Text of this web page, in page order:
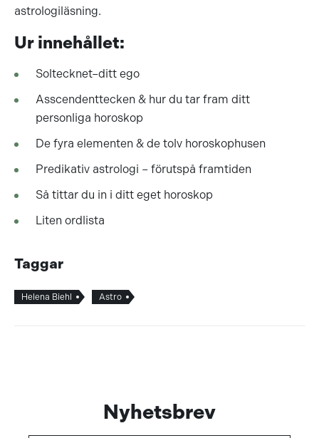
astrologiläsning.
Ur innehållet:
Soltecknet–ditt ego
Asscendenttecken & hur du tar fram ditt
personliga horoskop
De fyra elementen & de tolv horoskophusen
Predikativ astrologi – förutspå framtiden
Så tittar du in i ditt eget horoskop
Liten ordlista
Taggar
Helena Biehl Astro
Nyhetsbrev